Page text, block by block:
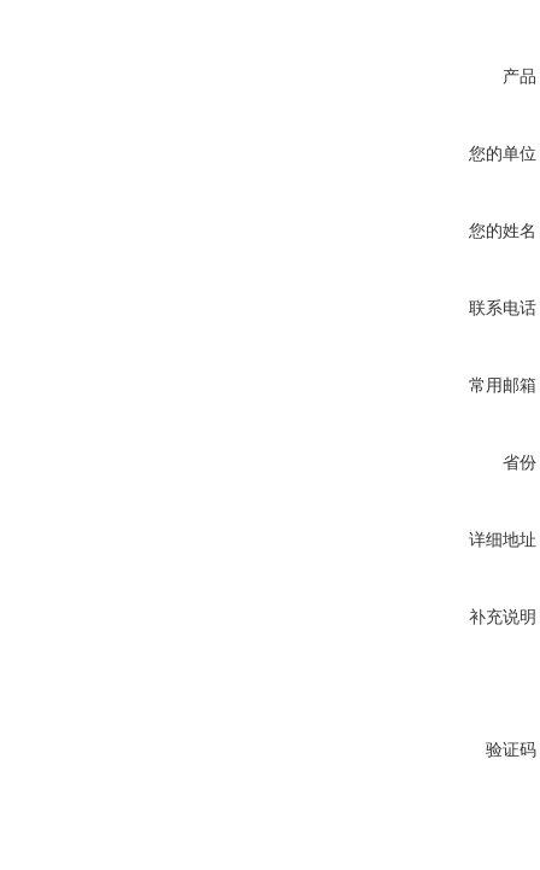
产品
您的单位
您的姓名
联系电话
常用邮箱
省份
详细地址
补充说明
验证码